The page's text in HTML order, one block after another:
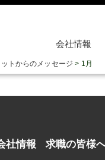
会社情報
トからのメッセージ > 1月
社情報 求職の皆様